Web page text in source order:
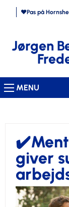
❤️Pas på
Jørgen
MENU
giver